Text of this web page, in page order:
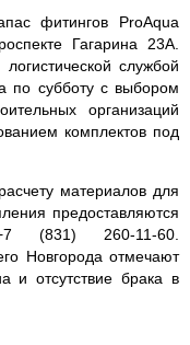
фитингов ProAqua
Гагарина 23А.
службой
по субботу с выбором
организаций
комплектов под
материалов для
предоставляются
(831) 260-11-60.
Новгорода отмечают
и отсутствие брака в